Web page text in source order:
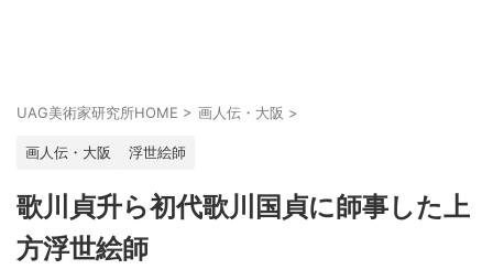
UAG美術家研究所HOME > 画人伝・大阪 >
画人伝・大阪 浮世絵師
歌川貞升ら初代歌川国貞に師事した上
方浮世絵師